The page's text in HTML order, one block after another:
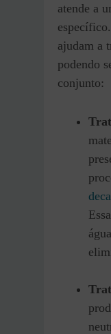
atende a
ajudam a
podendo
conjunto: